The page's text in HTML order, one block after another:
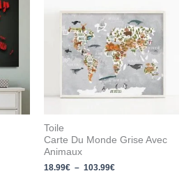
Toile
Carte Du Monde Grise Avec
Animaux
18.99€ – 103.99€
18.99€
à
103.99€